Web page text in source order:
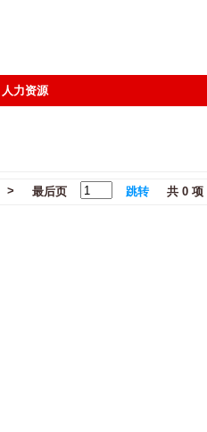
人力资源
> 最后页 跳转 共 0 项